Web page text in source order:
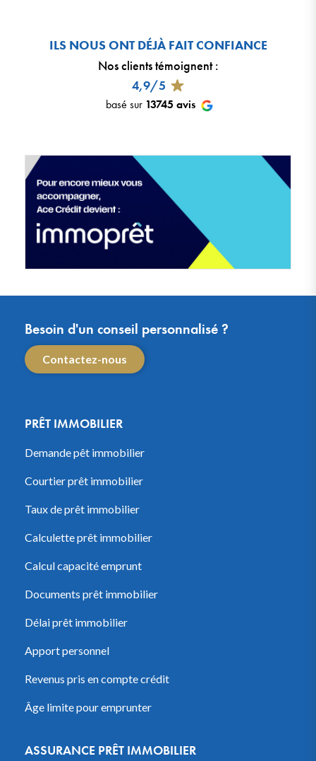
ILS NOUS ONT DÉJÀ FAIT CONFIANCE
Nos clients témoignent:
4,9/5
basé sur 13745 avis
Besoin d'un conseil personnalisé ?
Contactez-nous
PRÊT IMMOBILIER
Demande pêt immobilier
Courtier prêt immobilier
Taux de prêt immobilier
Calculette prêt immobilier
Calcul capacité emprunt
Documents prêt immobilier
Délai prêt immobilier
Apport personnel
Revenus pris en compte crédit
Âge limite pour emprunter
ASSURANCE PRÊT IMMOBILIER